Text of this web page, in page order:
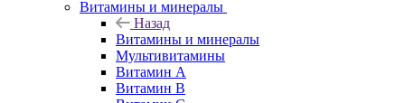
Витамины и минералы
Назад
Витамины и минералы
Мультивитамины
Витамин A
Витамин B